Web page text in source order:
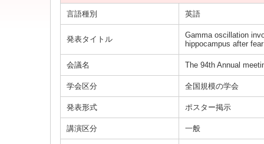
言語種別 英語
発表タイトル
Gamma oscillation
hippocampus after
会議名 The 94th Annual
学会区分 全国規模の学会
発表形式 ポスター掲示
講演区分 一般